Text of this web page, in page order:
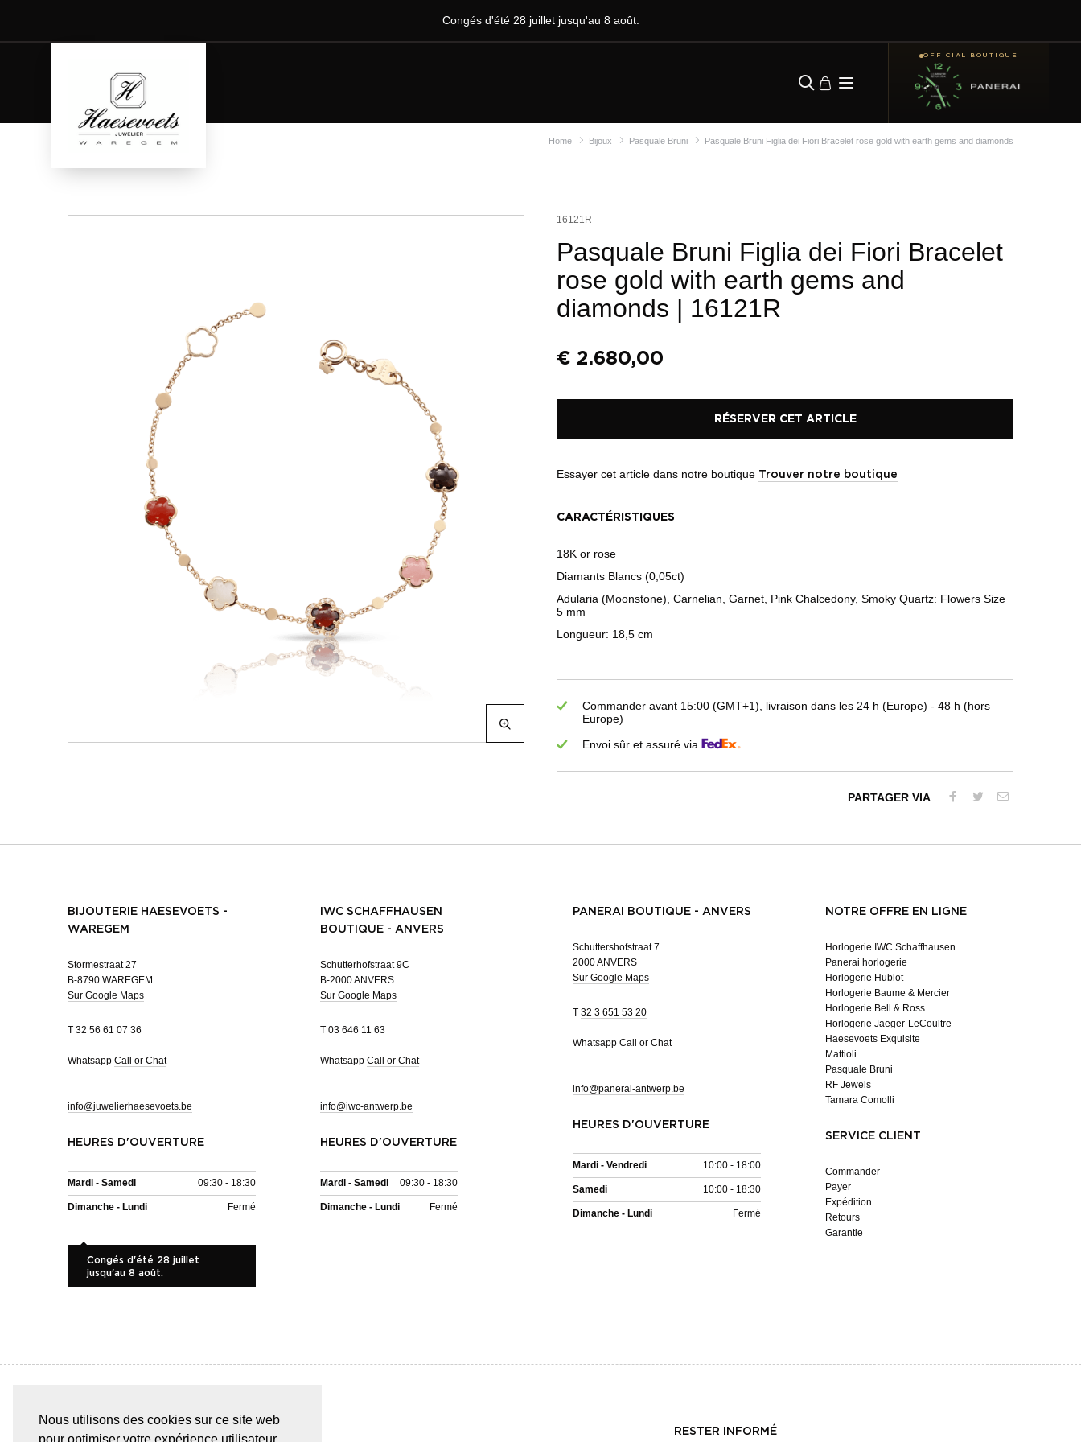
Nous utilisons des cookies sur ce site web
Congés d'été 28 juillet jusqu'au 8 août.
OFFICIAL BOUTIQUE
Home Bijoux Pasquale Bruni Pasquale Bruni Figlia dei Fiori Bracelet rose gold with earth gems and diamonds
16121R
Pasquale Bruni Figlia dei Fiori Bracelet
rose gold with earth gems and
diamonds | 16121R
€ 2.680,00
RÉSERVER CET ARTICLE
Essayer cet article dans notre boutique Trouver notre boutique
CARACTÉRISTIQUES
18K or rose
Diamants Blancs (0,05ct)
Adularia (Moonstone), Carnelian, Garnet, Pink Chalcedony, Smoky Quartz: Flowers Size
5 mm
Longueur: 18,5 cm
Commander avant 15:00 (GMT+1), livraison dans les 24 h (Europe) - 48 h (hors
Europe)
Envoi sûr et assuré via
PARTAGER VIA
BIJOUTERIE HAESEVOETS -
WAREGEM
Stormestraat 27
B-8790 WAREGEM
Sur Google Maps
T 32 56 61 07 36
Whatsapp Call or Chat
info@juwelierhaesevoets.be
HEURES D'OUVERTURE
Mardi - Samedi 09:30 - 18:30
Dimanche - Lundi Fermé
Congés d'été 28 juillet
jusqu'au 8 août.
IWC SCHAFFHAUSEN
BOUTIQUE - ANVERS
Schutterhofstraat 9C
B-2000 ANVERS
Sur Google Maps
T 03 646 11 63
Whatsapp Call or Chat
info@iwc-antwerp.be
HEURES D'OUVERTURE
Mardi - Samedi 09:30 - 18:30
Dimanche - Lundi Fermé
PANERAI BOUTIQUE - ANVERS
Schuttershofstraat 7
2000 ANVERS
Sur Google Maps
T 32 3 651 53 20
Whatsapp Call or Chat
info@panerai-antwerp.be
HEURES D'OUVERTURE
Mardi - Vendredi 10:00 - 18:00
Samedi 10:00 - 18:30
Dimanche - Lundi Fermé
NOTRE OFFRE EN LIGNE
Horlogerie IWC Schaffhausen
Panerai horlogerie
Horlogerie Hublot
Horlogerie Baume & Mercier
Horlogerie Bell & Ross
Horlogerie Jaeger-LeCoultre
Haesevoets Exquisite
Mattioli
Pasquale Bruni
RF Jewels
Tamara Comolli
SERVICE CLIENT
Commander
Payer
Expédition
Retours
Garantie
PAIEMENT SÛR & FACILE RESTER INFORMÉ